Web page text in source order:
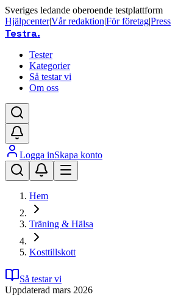
Sveriges ledande oberoende testplattform
Hjälpcenter|Vår redaktion|För företag|Press
Testra.
Tester
Kategorier
Så testar vi
Om oss
Logga inSkapa konto
Hem
Träning & Hälsa
Kosttillskott
Så testar vi
Uppdaterad mars 2026